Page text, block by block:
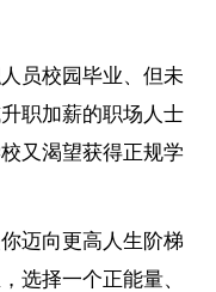
员校园毕业、但未
职加薪的职场人士
又渴望获得正规学
迈向更高人生阶梯
选择一个正能量、